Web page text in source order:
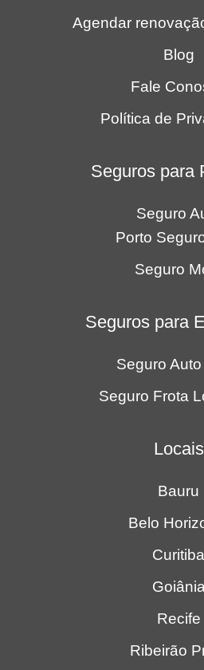
Agendar
Blog
Fale
Política de
Seguros para
Seguro
Porto
Seguro
Seguros para
Seguro
Seguro Frota
Locais
Bauru
Belo
Curitiba
Goiânia
Recife
Ribeirão